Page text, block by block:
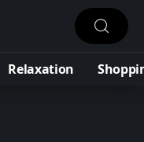
Relaxation